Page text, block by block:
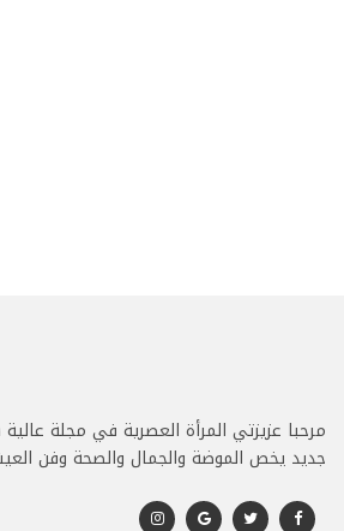
مرحبا عزيزتي المرأة العصرية في مجلة
جديد يخص الموضة والجمال والصحة وفن